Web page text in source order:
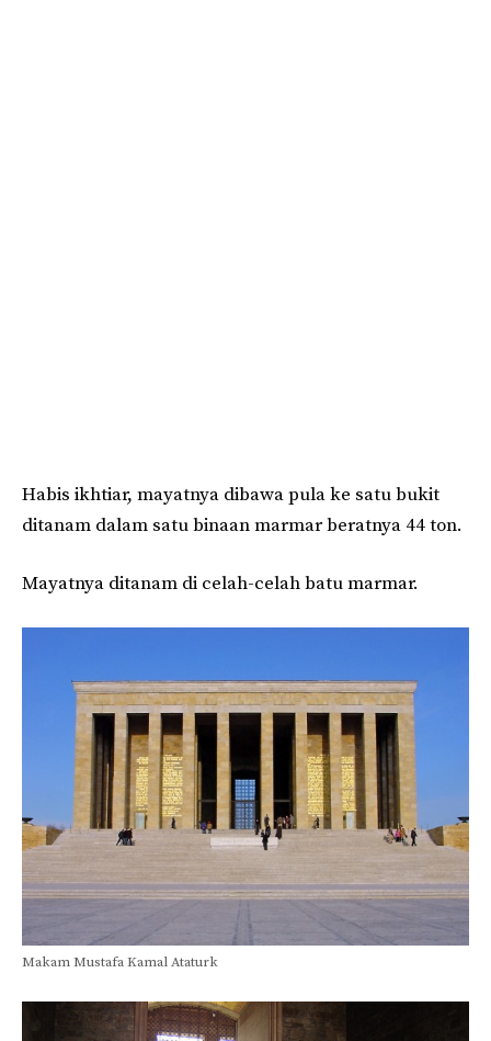
Habis ikhtiar, mayatnya dibawa pula ke satu bukit
ditanam dalam satu binaan marmar beratnya 44 ton.
Mayatnya ditanam di celah-celah batu marmar.
Makam Mustafa Kamal Ataturk